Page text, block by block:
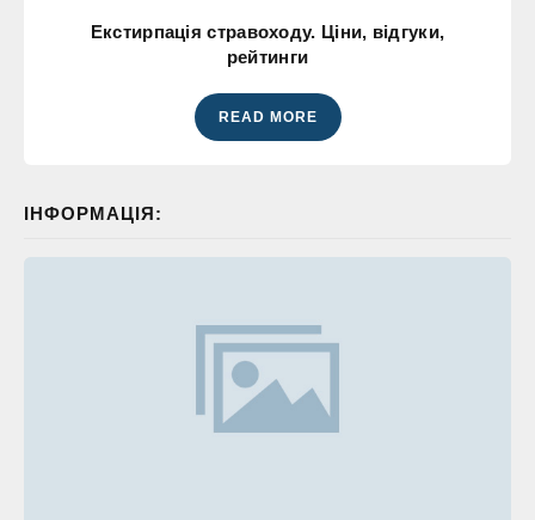
Екстирпація стравоходу. Ціни, відгуки,
рейтинги
READ MORE
ІНФОРМАЦІЯ: